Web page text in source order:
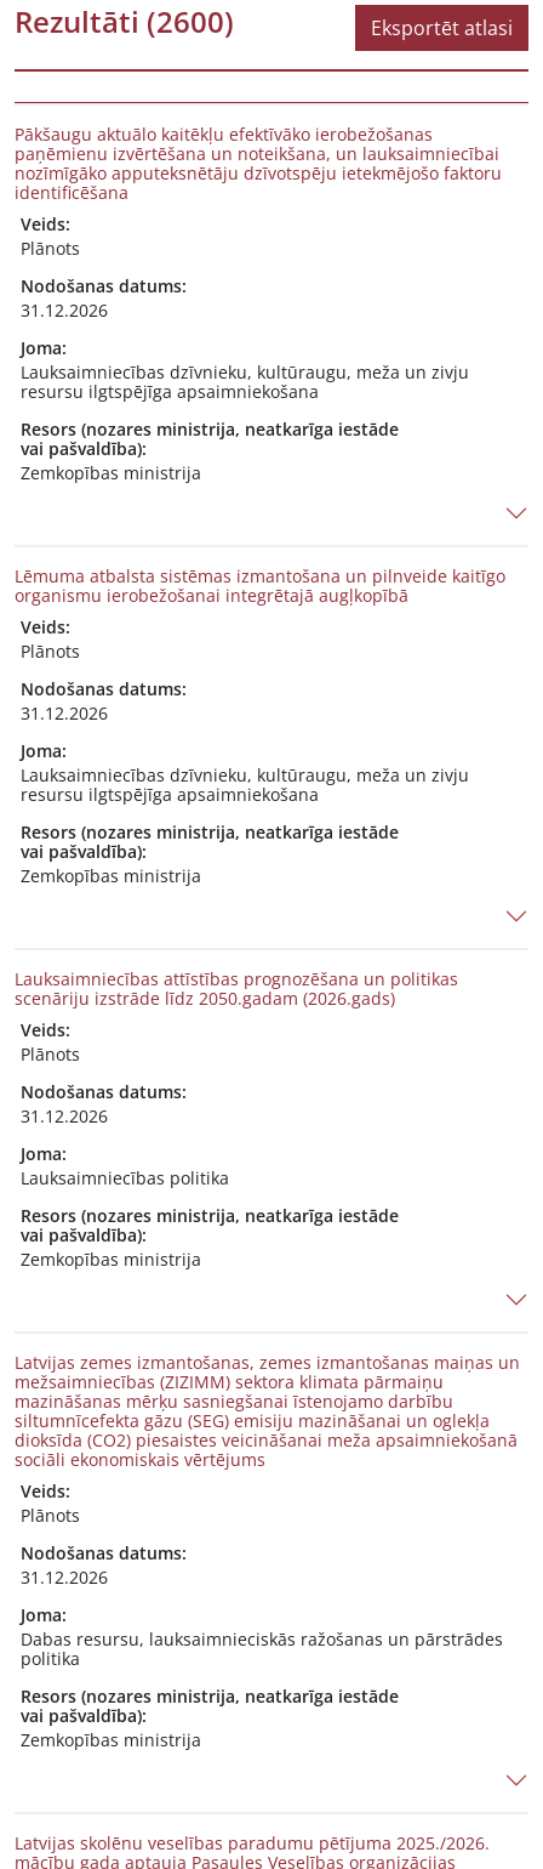
Rezultāti (2600) Eksportēt atlasi
Pākšaugu aktuālo kaitēkļu efektīvāko ierobežošanas
paņēmienu izvērtēšana un noteikšana, un lauksaimniecībai
nozīmīgāko apputeksnētāju dzīvotspēju ietekmējošo faktoru
identificēšana
Veids:
Plānots
Nodošanas datums:
31.12.2026
Joma:
Lauksaimniecības dzīvnieku, kultūraugu, meža un zivju
resursu ilgtspējīga apsaimniekošana
Resors (nozares ministrija, neatkarīga iestāde
vai pašvaldība):
Zemkopības ministrija
Lēmuma atbalsta sistēmas izmantošana un pilnveide kaitīgo
organismu ierobežošanai integrētajā augļkopībā
Veids:
Plānots
Nodošanas datums:
31.12.2026
Joma:
Lauksaimniecības dzīvnieku, kultūraugu, meža un zivju
resursu ilgtspējīga apsaimniekošana
Resors (nozares ministrija, neatkarīga iestāde
vai pašvaldība):
Zemkopības ministrija
Lauksaimniecības attīstības prognozēšana un politikas
scenāriju izstrāde līdz 2050.gadam (2026.gads)
Veids:
Plānots
Nodošanas datums:
31.12.2026
Joma:
Lauksaimniecības politika
Resors (nozares ministrija, neatkarīga iestāde
vai pašvaldība):
Zemkopības ministrija
Latvijas zemes izmantošanas, zemes izmantošanas maiņas un
mežsaimniecības (ZIZIMM) sektora klimata pārmaiņu
mazināšanas mērķu sasniegšanai īstenojamo darbību
siltumnīcefekta gāzu (SEG) emisiju mazināšanai un oglekļa
dioksīda (CO2) piesaistes veicināšanai meža apsaimniekošanā
sociāli ekonomiskais vērtējums
Veids:
Plānots
Nodošanas datums:
31.12.2026
Joma:
Dabas resursu, lauksaimnieciskās ražošanas un pārstrādes
politika
Resors (nozares ministrija, neatkarīga iestāde
vai pašvaldība):
Zemkopības ministrija
Latvijas skolēnu veselības paradumu pētījuma 2025./2026.
mācību gada aptauja Pasaules Veselības organizācijas